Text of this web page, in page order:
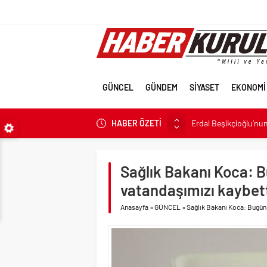
GÜNCEL GÜNDEM SİYASET EKONOMİ
HABER ÖZETİ
Erdal
İran’a güç
Terörsüz Türkiye
Veli Ağbaba’nın
Sevgilisine “Ben
LGS tercih sonuçları
6.37 TL’lik indirimini
Sağlık Bakanı Koca:
vatandaşımızı
Anasayfa »GÜNCEL »Sağlık Bakanı Koca: